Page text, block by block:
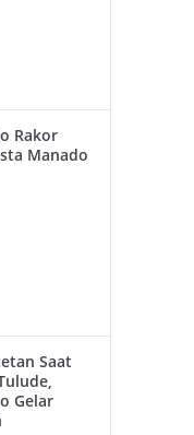
Rakor
Manado
Saat
Gelar